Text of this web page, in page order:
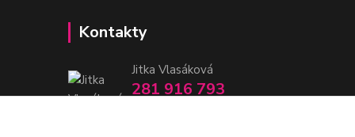
Kontakty
Jitka Vlasáková
281 916 793